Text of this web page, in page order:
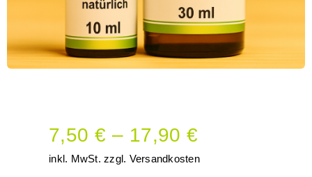
7,50€ – 17,90€
inkl. MwSt. zzgl. Versandkosten